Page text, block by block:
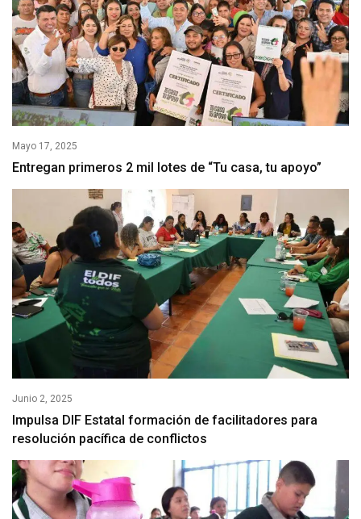
Mayo 17, 2025
Entregan primeros 2 mil lotes de “Tu casa, tu apoyo”
Junio 2, 2025
Impulsa DIF Estatal formación de facilitadores para
resolución pacífica de conflictos